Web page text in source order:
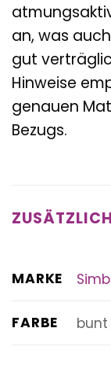
an, was
gut
Hinweise
genauen
Bezugs.
MARKE
FARBE bunt